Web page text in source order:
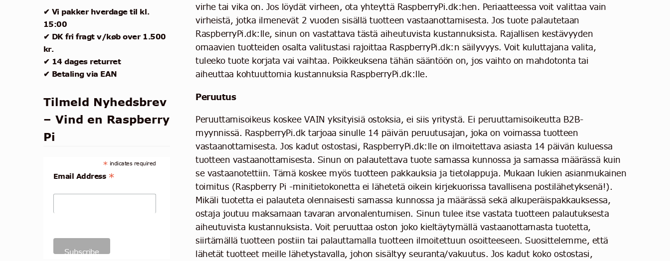
virhe tai vika on. Jos löydät virheen, ota yhteyttä RaspberryPi.dk:hen. Periaatteessa voit valittaa vain
virheistä, jotka ilmenevät 2 vuoden sisällä tuotteen vastaanottamisesta. Jos tuote palautetaan
RaspberryPi.dk:lle, sinun on vastattava tästä aiheutuvista kustannuksista. Rajallisen kestävyyden
omaavien tuotteiden osalta valitustasi rajoittaa RaspberryPi.dk:n säilyvyys. Voit kuluttajana valita,
tuleeko tuote korjata vai vaihtaa. Poikkeuksena tähän sääntöön on, jos vaihto on mahdotonta tai
aiheuttaa kohtuuttomia kustannuksia RaspberryPi.dk:lle.
Peruutus
Peruuttamisoikeus koskee VAIN yksityisiä ostoksia, ei siis yritystä. Ei peruuttamisoikeutta B2B-
myynnissä. RaspberryPi.dk tarjoaa sinulle 14 päivän peruutusajan, joka on voimassa tuotteen
vastaanottamisesta. Jos kadut ostostasi, RaspberryPi.dk:lle on ilmoitettava asiasta 14 päivän kuluessa
tuotteen vastaanottamisesta. Sinun on palautettava tuote samassa kunnossa ja samassa määrässä kuin
se vastaanotettiin. Tämä koskee myös tuotteen pakkauksia ja tietolappuja. Mukaan lukien asianmukainen
toimitus (Raspberry Pi -minitietokonetta ei lähetetä oikein kirjekuorissa tavallisena postilähetyksenä!).
Mikäli tuotetta ei palauteta olennaisesti samassa kunnossa ja määrässä sekä alkuperäispakkauksessa,
ostaja joutuu maksamaan tavaran arvonalentumisen. Sinun tulee itse vastata tuotteen palautuksesta
aiheutuvista kustannuksista. Voit peruuttaa oston joko kieltäytymällä vastaanottamasta tuotetta,
siirtämällä tuotteen postiin tai palauttamalla tuotteen ilmoitettuun osoitteeseen. Suosittelemme, että
lähetät tuotteet meille lähetystavalla, johon sisältyy seuranta/vakuutus. Jos kadut koko ostostasi,
✔ Vi pakker hverdage til kl.
15:00
✔ DK fri fragt v/køb over 1.500
kr.
✔ 14 dages returret
✔ Betaling via EAN
Tilmeld Nyhedsbrev
– Vind en Raspberry
Pi
* indicates required
Email Address *